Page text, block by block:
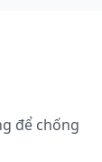
để chống